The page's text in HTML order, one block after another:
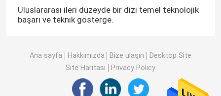
Uluslararası ileri düzeyde bir dizi temel teknolojik
başarı ve teknik gösterge.
Ana sayfa Hakkımızda Bize ulaşın
Desktop Site
Site Haritası
Privacy Policy